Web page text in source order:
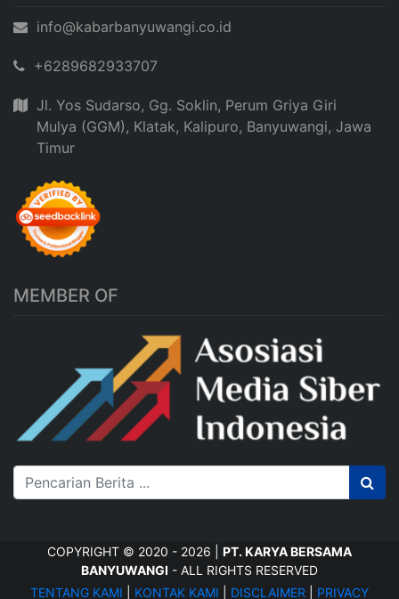
info@kabarbanyuwangi.co.id
+6289682933707
Jl. Yos Sudarso, Gg. Soklin, Perum Griya Giri
Mulya (GGM), Klatak, Kalipuro, Banyuwangi, Jawa
Timur
MEMBER OF
COPYRIGHT © 2020 - 2026 | PT. KARYA BERSAMA
BANYUWANGI - ALL RIGHTS RESERVED
TENTANG KAMI
KONTAK KAMI DISCLAIMER PRIVACY